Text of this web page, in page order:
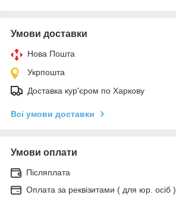
Умови доставки
Нова Пошта
Укрпошта
Доставка кур'єром по Харкову
Всі умови доставки
Умови оплати
Післяплата
Оплата за реквізитами ( для юр. осіб )